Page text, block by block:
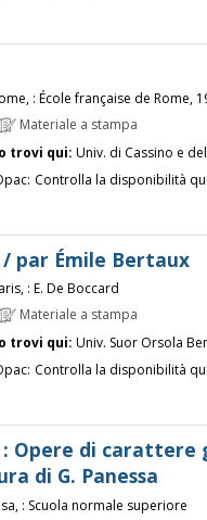
: École française de Rome,
Materiale a stampa
trovi qui: Univ. di Cassino e
Controlla la disponibilità
/ par Émile Bertaux
: E. De Boccard
Materiale a stampa
trovi qui: Univ. Suor Orsola
Controlla la disponibilità
: Opere di carattere
di G. Panessa
: Scuola normale superiore